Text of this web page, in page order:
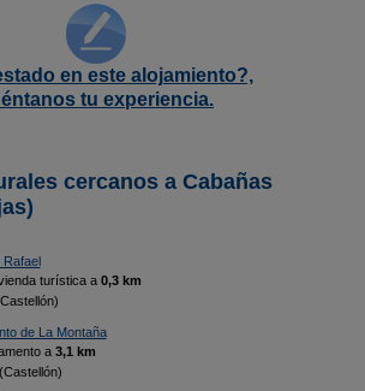
en este alojamiento?,
tu experiencia.
cercanos a Cabañas
Rafael
turística a 0,3 km
de La Montaña
a 3,1 km